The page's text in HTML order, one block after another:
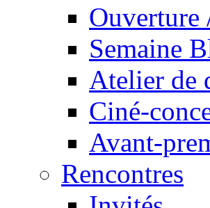
Ouverture
Semaine
Atelier de
Ciné-
Avant-
Rencontres